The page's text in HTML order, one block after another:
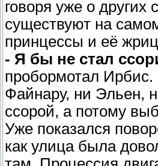
говоря уже о
существуют на
принцессы и её
- Я бы не стал
пробормотал Ирбис.
Файнару, ни Эльен,
ссорой, а потому
Уже показался
как улица была